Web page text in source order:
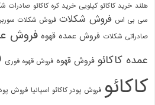
هلند خرید کاکائو کیلویی خرید کره کاکائو صادرات
سی بی اس فروش شکلات فروش شکلات
صادراتی شکلات فروش عمده قهوه فروش
عمده کاکائو فروش قهوه فروش قهوه فوری
کاکائو فروش پودر کاکائو اسپانیا فروش